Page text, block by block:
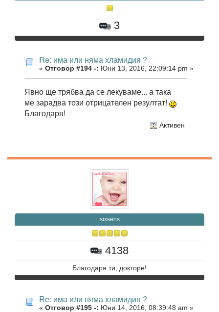
3
Re: има или няма хламидия ?
« Отговор #194 -: Юни 13, 2016, 22:09:14 pm »
Явно ще трябва да се лекуваме... а така
ме зарадва този отрицателен резултат!
Благодаря!
Активен
sixsens
4138
Благодаря ти, докторе!
Re: има или няма хламидия ?
« Отговор #195 -: Юни 14, 2016, 08:39:48 am »